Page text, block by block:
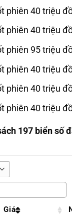
phiên 40 triệu
phiên 40 triệu
phiên 95 triệu
phiên 40 triệu
phiên 40 triệu
phiên 40 triệu
197 biển số
Giá